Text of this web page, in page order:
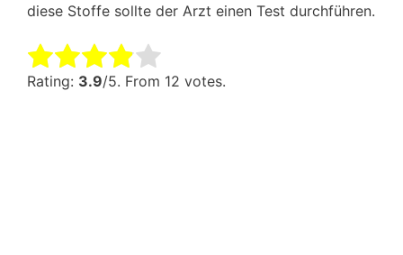
diese Stoffe sollte der Arzt einen Test durchführen.
Rate this item:
Rating: 3.9/5. From 12 votes.